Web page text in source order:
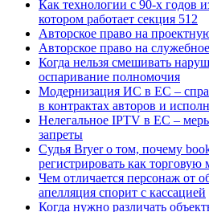
Как технологии с 90-х годов
котором работает секция 512
Авторское право на
Авторское право на
Когда нельзя смешивать
оспаривание полномочия
Модернизация ИС в ЕС –
в контрактах авторов и
Нелегальное IPTV в ЕС –
запреты
Судья Bryer о том, почему
регистрировать как торговую
Чем отличается персонаж от
апелляция спорит с кассацией
Когда нужно различать